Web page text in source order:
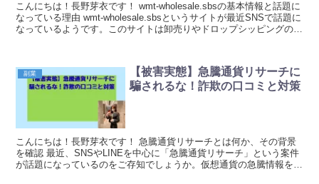
こんにちは！長野芽衣です！ wmt-wholesale.sbsの基本情報と話題に
なっている理由 wmt-wholesale.sbsというサイトが最近SNSで話題に
なっているようです。このサイトは卸売りやドロップシッピングのビ
副業
【被害実態】急騰通貨リサーチに
騙されるな！詐欺の口コミと対策
こんにちは！長野芽衣です！ 急騰通貨リサーチとは何か、その背景
を確認 最近、SNSやLINEを中心に「急騰通貨リサーチ」という案件
が話題になっているのをご存知でしょうか。仮想通貨の急騰情報を事